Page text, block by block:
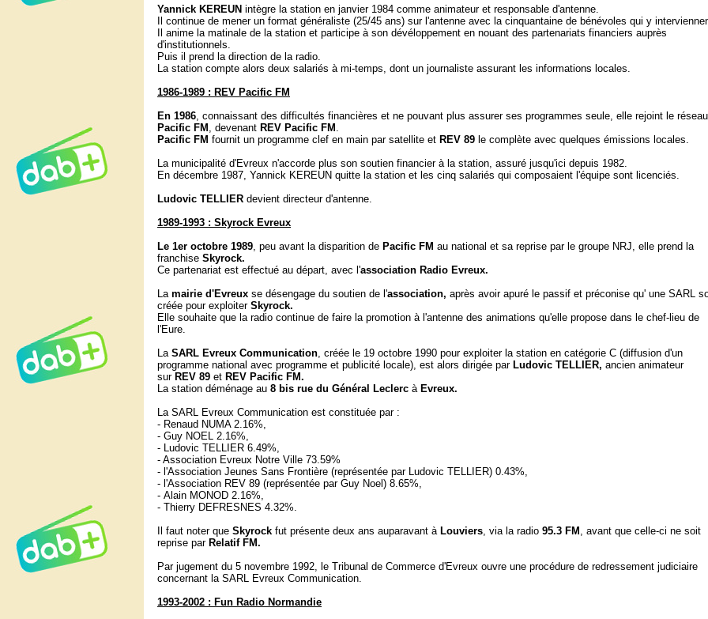
Yannick KEREUN intègre la station en janvier 1984 comme animateur et responsable d'antenne.
Il continue de mener un format généraliste (25/45 ans) sur l'antenne avec la cinquantaine de bénévoles qui y
Il anime la matinale de la station et participe à son dévéloppement en nouant des partenariats financiers auprès
d'institutionnels.
Puis il prend la direction de la radio.
La station compte alors deux salariés à mi-temps, dont un journaliste assurant les informations locales.
1986-1989 : REV Pacific FM
En 1986, connaissant des difficultés financières et ne pouvant plus assurer ses programmes seule, elle rejoint le réseau
Pacific FM , devenant REV Pacific FM .
Pacific FM fournit un programme clef en main par satellite et REV 89 le complète avec quelques émissions locales.
La municipalité d'Evreux n'accorde plus son soutien financier à la station, assuré jusqu'ici depuis 1982.
En décembre 1987, Yannick KEREUN quitte la station et les cinq salariés qui composaient l'équipe sont licenciés.
Ludovic TELLIER devient directeur d'antenne.
1989-1993 : Skyrock Evreux
Le 1er octobre 1989, peu avant la disparition de Pacific FM au national et sa reprise par le groupe NRJ, elle prend la
franchise Skyrock.
Ce partenariat est effectué au départ, avec l'association Radio Evreux.
La mairie d'Evreux se désengage du soutien de l'association, après avoir apuré le passif et préconise qu' une SARL
créée pour exploiter Skyrock.
Elle souhaite que la radio continue de faire la promotion à l'antenne des animations qu'elle propose dans le chef-lieu de
l'Eure.
LaSARL Evreux Communication, créée le 19 octobre 1990 pour exploiter la station en catégorie C (diffusion d'un
programme national avec programme et publicité locale), est alors dirigée par Ludovic TELLIER, ancien animateur
surREV 89 et REV Pacific FM.
La station déménage au 8 bis rue du Général Leclerc àEvreux.
La SARL Evreux Communication est constituée par :
- Renaud NUMA 2.16%,
- Guy NOEL 2.16%,
- Ludovic TELLIER 6.49%,
- Association Evreux Notre Ville 73.59%
- l'Association Jeunes Sans Frontière (représentée par Ludovic TELLIER) 0.43%,
- l'Association REV 89 (représentée par Guy Noel) 8.65%,
- Alain MONOD 2.16%,
- Thierry DEFRESNES 4.32%.
Il faut noter que Skyrock fut présente deux ans auparavant à Louviers, via la radio 95.3 FM , avant que celle-ci ne soit
reprise par Relatif FM.
Par jugement du 5 novembre 1992, le Tribunal de Commerce d'Evreux ouvre une procédure de redressement judiciaire
concernant la SARL Evreux Communication.
1993-2002 : Fun Radio Normandie